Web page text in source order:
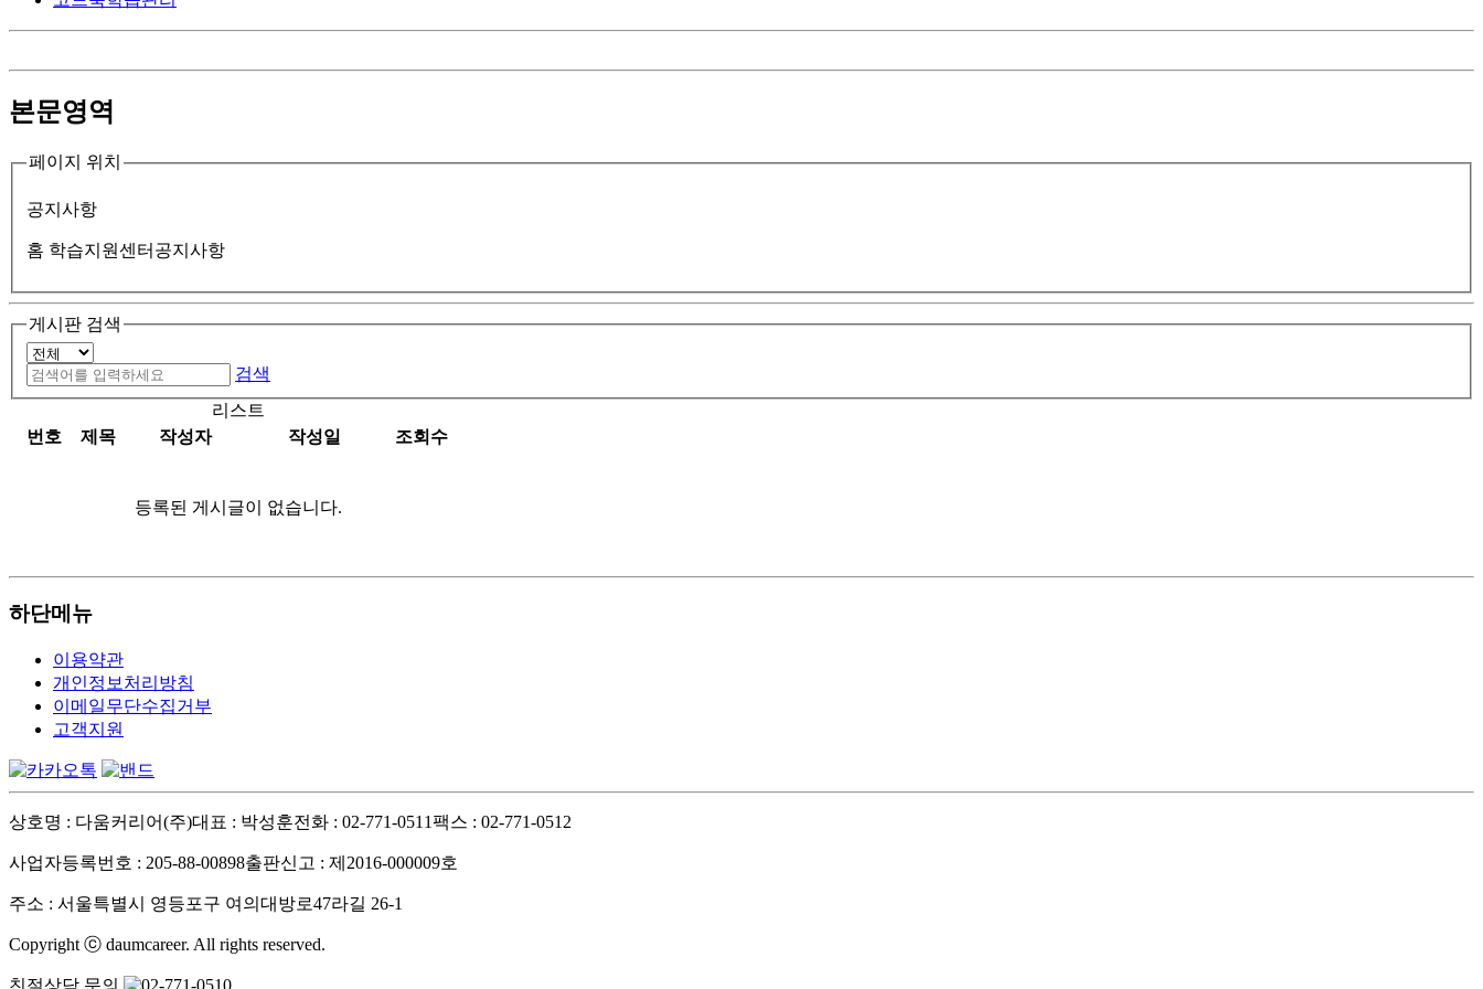
본문영역
페이지 위치
공지사항
홈 학습지원센터 공지사항
게시판 검색
검색
리스트
번호
제목 작성자 작성일 조회수
등록된 게시글이 없습니다.
하단메뉴
이용약관
개인정보처리방침
이메일무단수집거부
고객지원
상호명 : 다움커리어(주)대표 : 박성훈전화 : 02-771-0511팩스 : 02-771-0512
사업자등록번호 : 205-88-00898출판신고 : 제2016-000009호
주소 : 서울특별시 영등포구 여의대방로47라길 26-1
Copyright ⓒ daumcareer. All rights reserved.
친절상담 문의